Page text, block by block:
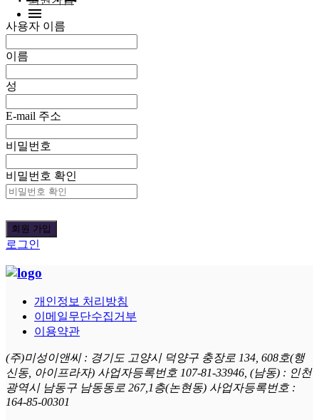
사용자 이름
이름
성
E-mail 주소
비밀번호
비밀번호 확인
로그인
개인정보 처리방침
이메일무단수집거부
이용약관
(주)미성이앤씨 : 경기도 고양시 덕양구 충장로 134, 608호(행
신동, 아이프라자) 사업자등록번호 107-81-33946, (남동) : 인천
광역시 남동구 남동동로 267,1층(논현동) 사업자등록번호 :
164-85-00301